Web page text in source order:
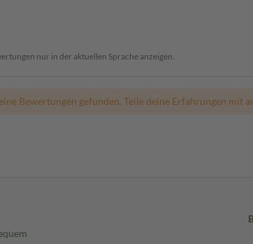
nur in der aktuellen Sprache anzeigen.
Bewertungen gefunden. Teile deine Erfahrungen mit